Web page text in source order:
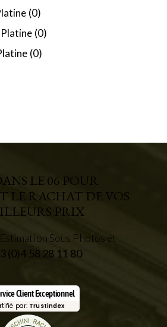
(0)
(0)
(0)
LE 06 POUR
LE RACHAT DE VOS
PRIX
Sous Photos et
(0)4 58 28 11 80
Client Exceptionnel
par: Trustindex